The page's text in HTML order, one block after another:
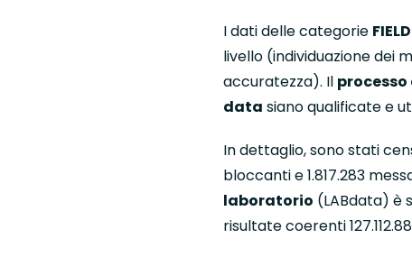
I dati delle categorie
livello (individuazione dei
accuratezza). Il
data siano qualificate e
In dettaglio, sono stati
bloccanti e 1.817.283
laboratorio (LABdata) è
risultate coerenti